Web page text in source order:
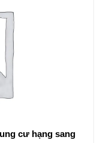
cư hạng sang